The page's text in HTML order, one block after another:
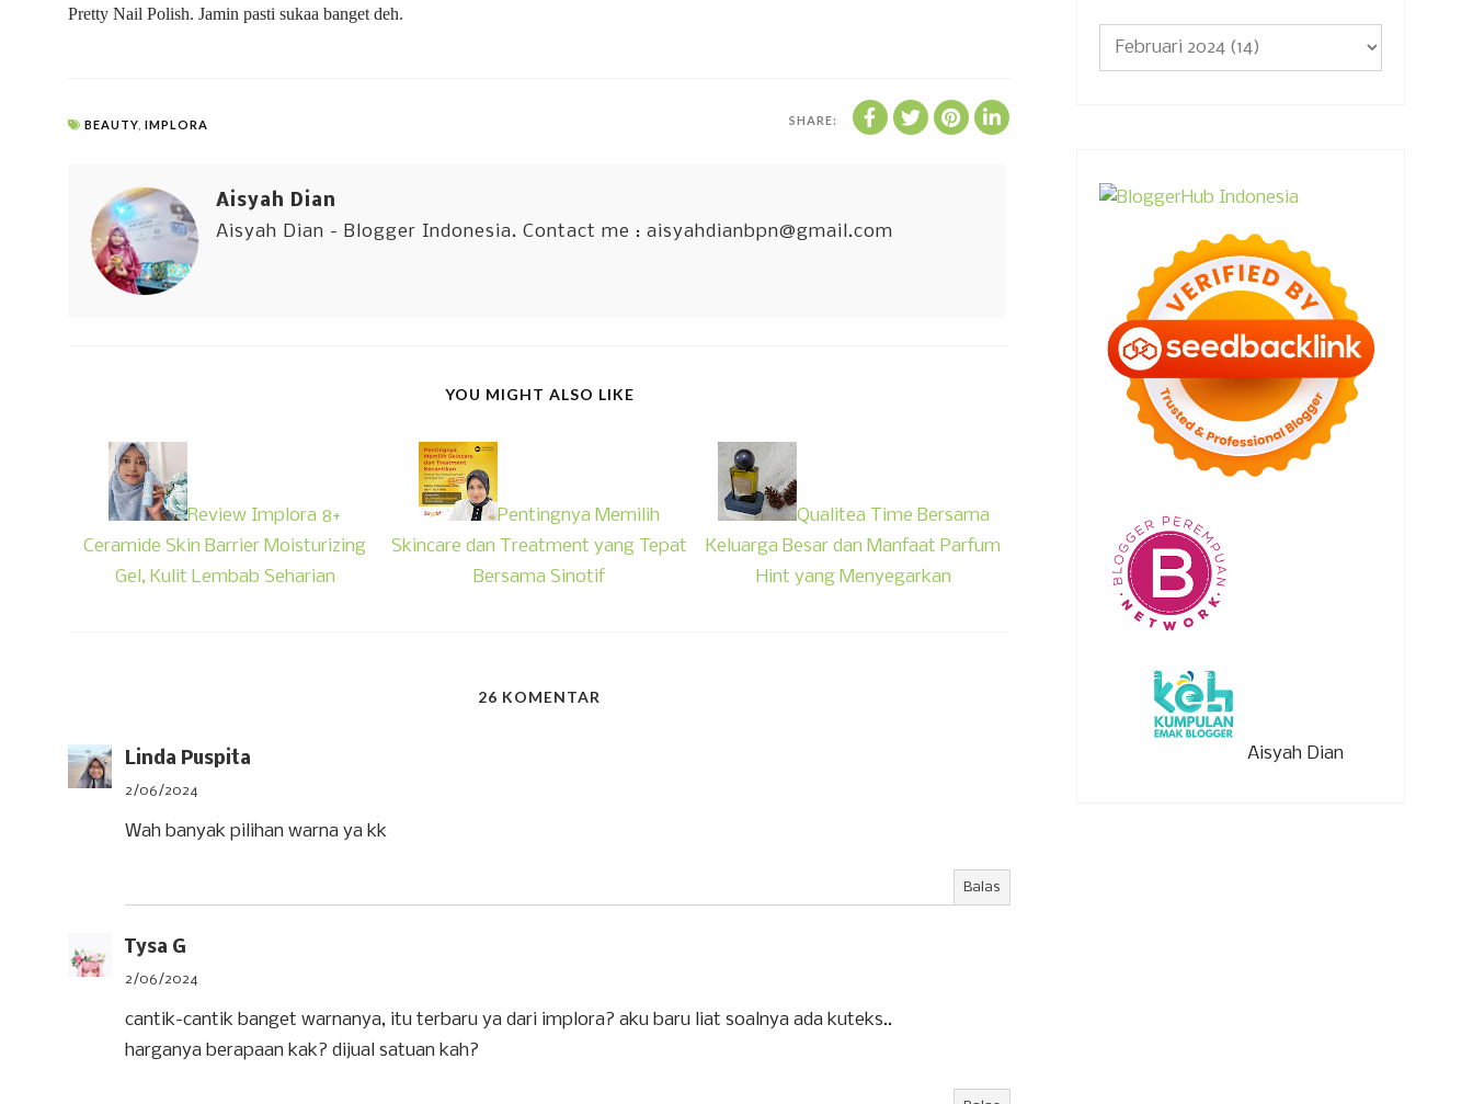
Pretty Nail Polish. Jamin pasti sukaa banget deh.
BEAUTY IMPLORA SHARE:
Aisyah Dian
Aisyah Dian - Blogger Indonesia. Contact me : aisyahdianbpn@gmail.com
YOU MIGHT ALSO LIKE
Review Implora 8+
Ceramide Skin Barrier Moisturizing
Gel, Kulit Lembab Seharian
Pentingnya Memilih
Skincare dan Treatment yang Tepat
Bersama Sinotif
Qualitea Time Bersama
Keluarga Besar dan Manfaat Parfum
Hint yang Menyegarkan
26 KOMENTAR
Linda Puspita
2/06/2024
Wah banyak pilihan warna ya kk
Balas
Tysa G
2/06/2024
cantik-cantik banget warnanya, itu terbaru ya dari implora? aku baru liat soalnya ada kuteks..
harganya berapaan kak? dijual satuan kah?
Aisyah Dian